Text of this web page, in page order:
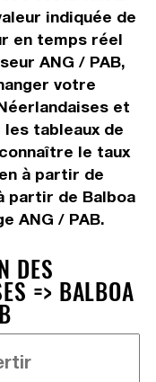
indiquée de
en temps réel
ANG / PAB,
votre
et
les tableaux de
le taux
à partir de
partir de Balboa
ANG / PAB.
DES
=> BALBOA